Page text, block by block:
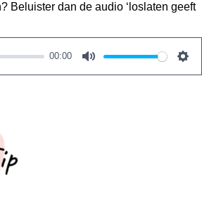
Beluister dan de audio ‘loslaten geeft
00:00
M
S